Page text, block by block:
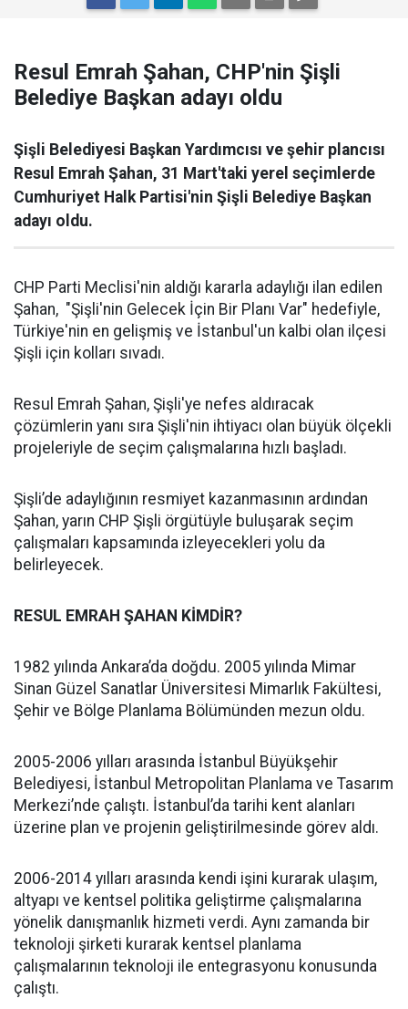
Resul Emrah Şahan, CHP'nin Şişli
Belediye Başkan adayı oldu
Şişli Belediyesi Başkan Yardımcısı ve şehir plancısı
Resul Emrah Şahan, 31 Mart'taki yerel seçimlerde
Cumhuriyet Halk Partisi'nin Şişli Belediye Başkan
adayı oldu.
CHP Parti Meclisi'nin aldığı kararla adaylığı ilan edilen
Şahan, "Şişli'nin Gelecek İçin Bir Planı Var" hedefiyle,
Türkiye'nin en gelişmiş ve İstanbul'un kalbi olan ilçesi
Şişli için kolları sıvadı.
Resul Emrah Şahan, Şişli'ye nefes aldıracak
çözümlerin yanı sıra Şişli'nin ihtiyacı olan büyük ölçekli
projeleriyle de seçim çalışmalarına hızlı başladı.
Şişli’de adaylığının resmiyet kazanmasının ardından
Şahan, yarın CHP Şişli örgütüyle buluşarak seçim
çalışmaları kapsamında izleyecekleri yolu da
belirleyecek.
RESUL EMRAH ŞAHAN KİMDİR?
1982 yılında Ankara’da doğdu. 2005 yılında Mimar
Sinan Güzel Sanatlar Üniversitesi Mimarlık Fakültesi,
Şehir ve Bölge Planlama Bölümünden mezun oldu.
2005-2006 yılları arasında İstanbul Büyükşehir
Belediyesi, İstanbul Metropolitan Planlama ve Tasarım
Merkezi’nde çalıştı. İstanbul’da tarihi kent alanları
üzerine plan ve projenin geliştirilmesinde görev aldı.
2006-2014 yılları arasında kendi işini kurarak ulaşım,
altyapı ve kentsel politika geliştirme çalışmalarına
yönelik danışmanlık hizmeti verdi. Aynı zamanda bir
teknoloji şirketi kurarak kentsel planlama
çalışmalarının teknoloji ile entegrasyonu konusunda
çalıştı.